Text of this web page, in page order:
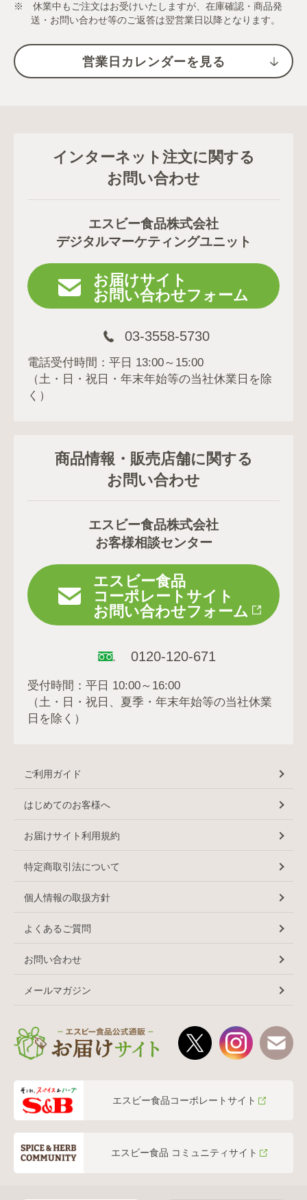
※ 休業中もご注文はお受けいたしますが、在庫確認・商品発
送・お問い合わせ等のご返答は翌営業日以降となります。
営業日カレンダーを見る
インターネット注文に関する
お問い合わせ
エスビー食品株式会社
デジタルマーケティングユニット
お届けサイト
お問い合わせフォーム
03-3558-5730
電話受付時間：平日 13:00～15:00
（土・日・祝日・年末年始等の当社休業日を除
く）
商品情報・販売店舗に関する
お問い合わせ
エスビー食品株式会社
お客様相談センター
エスビー食品
コーポレートサイト
お問い合わせフォーム
0120-120-671
受付時間：平日 10:00～16:00
（土・日・祝日、夏季・年末年始等の当社休業
日を除く）
ご利用ガイド
はじめてのお客様へ
お届けサイト利用規約
特定商取引法について
個人情報の取扱方針
よくあるご質問
お問い合わせ
メールマガジン
エスビー食品コーポレートサイト
エスビー食品 コミュニティサイト